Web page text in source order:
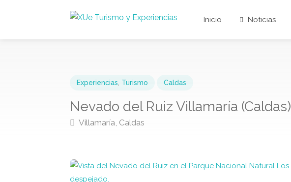
Inicio Noticias
Experiencias Turismo Caldas
Nevado del Ruiz Villamaría (Caldas)
Villamaría, Caldas